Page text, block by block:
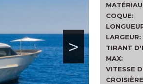
>
COQUE:
LARGEUR:
TIRANT
MAX:
VITESSE